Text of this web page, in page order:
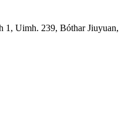
1, Uimh. 239, Bóthar Jiuyuan,